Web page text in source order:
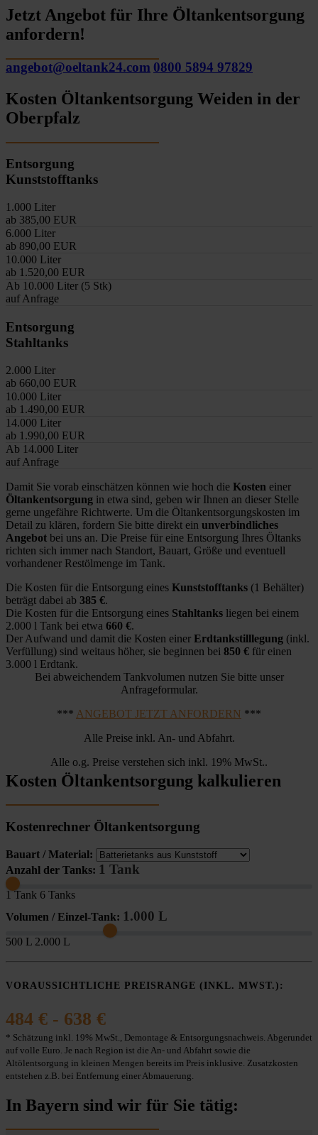
Jetzt Angebot für Ihre Öltankentsorgung
anfordern!
angebot@oeltank24.com 0800 5894 97829
Kosten Öltankentsorgung Weiden in der
Oberpfalz
Entsorgung
Kunststofftanks
1.000 Liter
ab 385,00 EUR
6.000 Liter
ab 890,00 EUR
10.000 Liter
ab 1.520,00 EUR
Ab 10.000 Liter (5 Stk)
auf Anfrage
Entsorgung
Stahltanks
2.000 Liter
ab 660,00 EUR
10.000 Liter
ab 1.490,00 EUR
14.000 Liter
ab 1.990,00 EUR
Ab 14.000 Liter
auf Anfrage
Damit Sie vorab einschätzen können wie hoch die Kosten einer
Öltankentsorgung in etwa sind, geben wir Ihnen an dieser Stelle
gerne ungefähre Richtwerte. Um die Öltankentsorgungskosten im
Detail zu klären, fordern Sie bitte direkt ein unverbindliches
Angebot bei uns an. Die Preise für eine Entsorgung Ihres Öltanks
richten sich immer nach Standort, Bauart, Größe und eventuell
vorhandener Restölmenge im Tank.
Die Kosten für die Entsorgung eines Kunststofftanks (1 Behälter)
beträgt dabei ab 385 €.
Die Kosten für die Entsorgung eines Stahltanks liegen bei einem
2.000 l Tank bei etwa 660 €.
Der Aufwand und damit die Kosten einer Erdtankstilllegung (inkl.
Verfüllung) sind weitaus höher, sie beginnen bei 850 € für einen
3.000 l Erdtank.
Bei abweichendem Tankvolumen nutzen Sie bitte unser
Anfrageformular.
*** ANGEBOT JETZT ANFORDERN ***
Alle Preise inkl. An- und Abfahrt.
Alle o.g. Preise verstehen sich inkl. 19% MwSt..
Kosten Öltankentsorgung kalkulieren
Kostenrechner Öltankentsorgung
Bauart / Material:
Anzahl der Tanks: 1 Tank
1 Tank 6 Tanks
Volumen / Einzel-Tank: 1.000 L
500 L 2.000 L
VORAUSSICHTLICHE PREISRANGE (INKL. MWST.):
484 € - 638 €
* Schätzung inkl. 19% MwSt., Demontage & Entsorgungsnachweis. Abgerundet
auf volle Euro. Je nach Region ist die An- und Abfahrt sowie die
Altölentsorgung in kleinen Mengen bereits im Preis inklusive. Zusatzkosten
entstehen z.B. bei Entfernung einer Abmauerung.
In Bayern sind wir für Sie tätig: